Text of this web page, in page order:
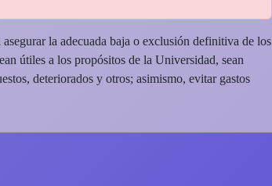
la adecuada baja o exclusión definitiva de los
útiles a los propósitos de la Universidad, sean
deteriorados y otros; asimismo, evitar gastos